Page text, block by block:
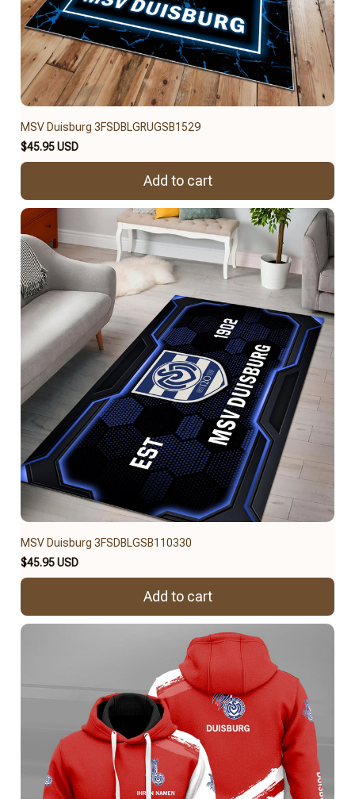
MSV Duisburg 3FSDBLGRUGSB1529
$45.95 USD
Add to cart
MSV Duisburg 3FSDBLGSB110330
$45.95 USD
Add to cart